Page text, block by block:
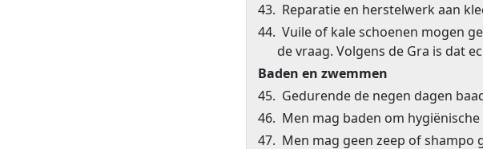
43. Reparatie en herstelwerk aan
44. Vuile of kale schoenen mogen
de vraag. Volgens de Gra is dat
Baden en zwemmen
45. Gedurende de negen dagen
46. Men mag baden om hygiënische
47. Men mag geen zeep of